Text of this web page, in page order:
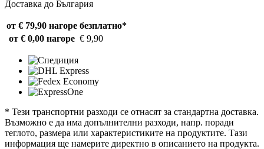
Доставка до България
от € 79,90 нагоре безплатно*
от € 0,00 нагоре € 9,90
* Тези транспортни разходи се отнасят за стандартна доставка.
Възможно е да има допълнителни разходи, напр. поради
теглото, размера или характеристиките на продуктите. Тази
информация ще намерите директно в описанието на продукта.